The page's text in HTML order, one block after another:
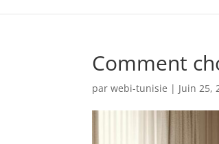
Comment
parwebi-tunisie | Juin 25,